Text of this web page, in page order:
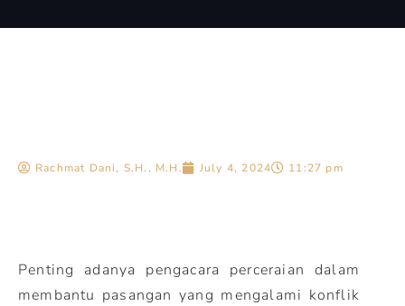
Rachmat Dani, S.H., M.H. July 4, 2024 11:27 pm
Penting adanya pengacara perceraian dalam
membantu pasangan yang mengalami konflik